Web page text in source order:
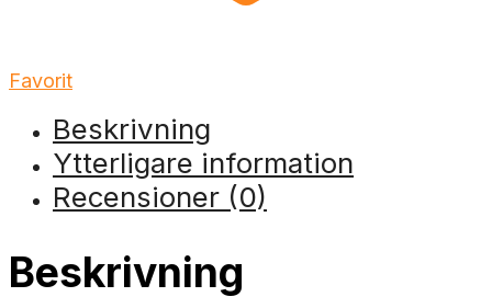
Favorit
Beskrivning
Ytterligare information
Recensioner (0)
Beskrivning